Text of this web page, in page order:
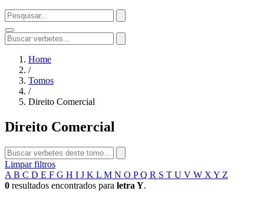
Home
/
Tomos
/
Direito Comercial
Direito Comercial
Limpar filtros
A B C D E F G H I J K L M N O PQ R S T U V W X Y Z
0 resultados encontrados para letra Y.